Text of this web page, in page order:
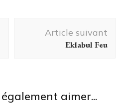
Article suivant
Eklabul Feu
aimer...